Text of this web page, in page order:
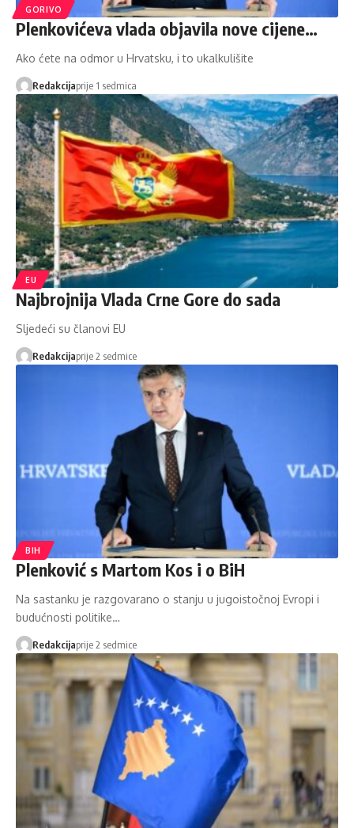
GORIVO
Plenkovićeva vlada objavila nove cijene…
Ako ćete na odmor u Hrvatsku, i to ukalkulišite
Redakcijaprije 1 sedmica
EU
Najbrojnija Vlada Crne Gore do sada
Sljedeći su članovi EU
Redakcijaprije 2 sedmice
BIH
Plenković s Martom Kos i o BiH
Na sastanku je razgovarano o stanju u jugoistočnoj Evropi i
budućnosti politike…
Redakcijaprije 2 sedmice